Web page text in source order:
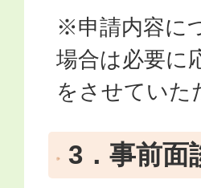
※申請内容に
場合は必要に
をさせていた
3．事前面